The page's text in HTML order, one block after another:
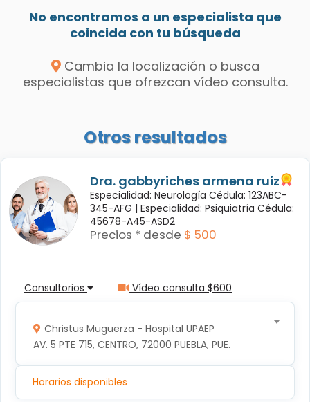
No encontramos a un especialista que
coincida con tu búsqueda
Cambia la localización o busca
especialistas que ofrezcan vídeo consulta.
Otros resultados
Dra. gabbyriches armena ruiz
Especialidad: Neurología Cédula: 123ABC-
345-AFG | Especialidad: Psiquiatría Cédula:
45678-A45-ASD2
Precios * desde $ 500
Consultorios Vídeo consulta $600
Christus Muguerza - Hospital UPAEP
AV. 5 PTE 715, CENTRO, 72000 PUEBLA, PUE.
Horarios disponibles